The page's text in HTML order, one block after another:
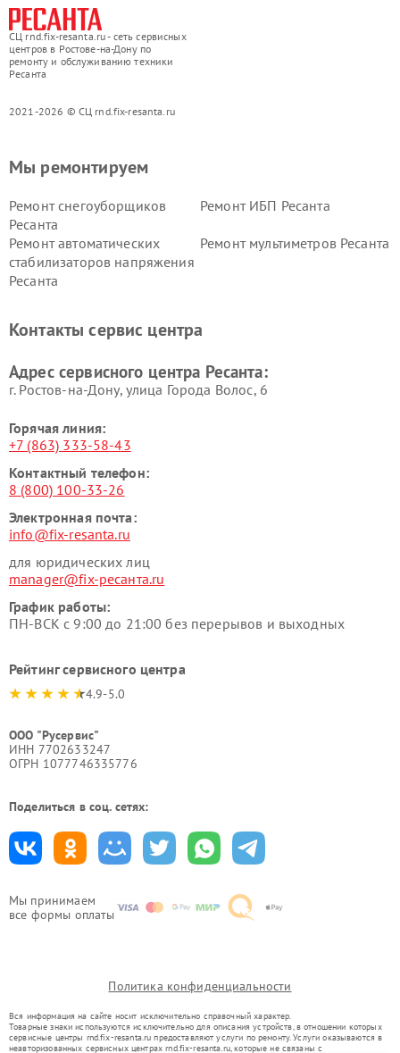
СЦ rnd.fix-resanta.ru - сеть сервисных
центров в Ростове-на-Дону по
ремонту и обслуживанию техники
Ресанта
2021-2026 © СЦ rnd.fix-resanta.ru
Мы принимаем
все формы оплаты
Мы ремонтируем
Ремонт снегоуборщиков
Ресанта
Ремонт ИБП Ресанта
Ремонт автоматических
стабилизаторов напряжения
Ресанта
Ремонт мультиметров Ресанта
Контакты сервис центра
Адрес сервисного центра Ресанта:
г. Ростов-на-Дону, улица Города Волос, 6
Горячая линия:
+7 (863) 333-58-43
Контактный телефон:
8 (800) 100-33-26
Электронная почта:
info@fix-resanta.ru
для юридических лиц
manager@fix-ресанта.ru
График работы:
ПН-ВСК с 9:00 до 21:00 без перерывов и выходных
Рейтинг сервисного центра
4.9-5.0
ООО "Русервис"
ИНН 7702633247
ОГРН 1077746335776
Поделиться в соц. сетях:
Политика конфиденциальности
Вся информация на сайте носит исключительно справочный характер.
Товарные знаки используются исключительно для описания устройств, в отношении которых
сервисные центры rnd.fix-resanta.ru предоставляют услуги по ремонту. Услуги оказываются в
неавторизованных сервисных центрах rnd.fix-resanta.ru, которые не связаны с